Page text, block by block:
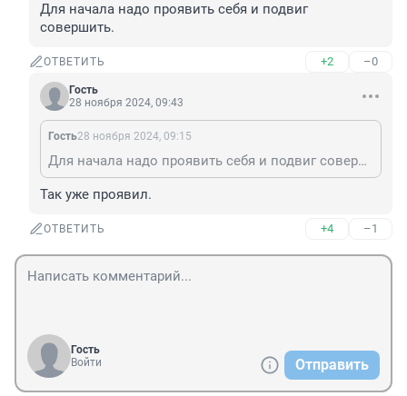
Для начала надо проявить себя и подвиг
совершить.
ОТВЕТИТЬ +2 –0
Гость
28 ноября 2024, 09:43
Гость28 ноября 2024, 09:15
Для начала надо проявить себя и подвиг совершить.
Так уже проявил.
ОТВЕТИТЬ +4 –1
Гость
Войти
Отправить